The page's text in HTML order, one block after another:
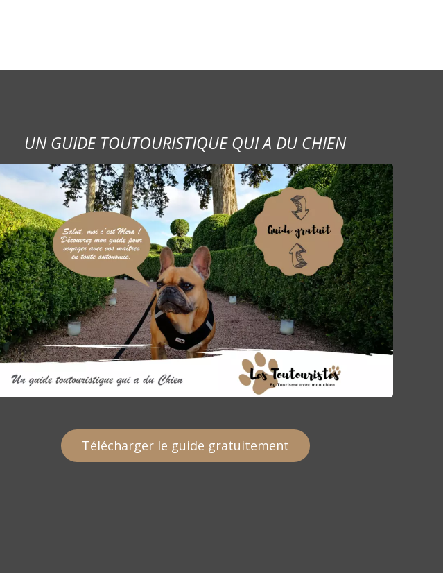
UN GUIDE TOUTOURISTIQUE QUI A DU CHIEN
Télécharger le guide gratuitement